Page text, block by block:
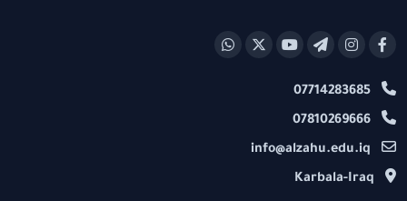
07714283685
07810269666
info@alzahu.edu.iq
Karbala-Iraq